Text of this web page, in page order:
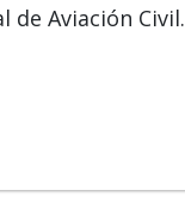
de Aviación Civil.